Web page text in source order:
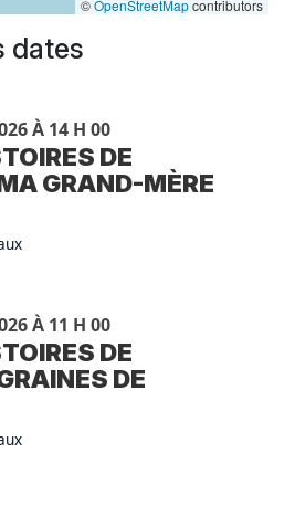
©OpenStreetMapcontributors
dates
À 14 H 00
DE
GRAND-MÈRE
À 11 H 00
DE
DE